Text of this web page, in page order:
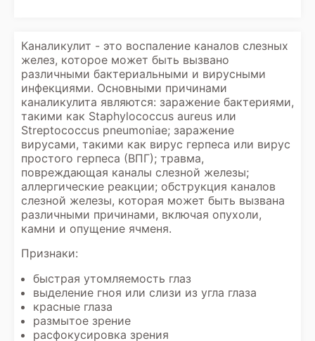
Каналикулит - это воспаление каналов слезных
желез, которое может быть вызвано
различными бактериальными и вирусными
инфекциями. Основными причинами
каналикулита являются: заражение бактериями,
такими как Staphylococcus aureus или
Streptococcus pneumoniae; заражение
вирусами, такими как вирус герпеса или вирус
простого герпеса (ВПГ); травма,
повреждающая каналы слезной железы;
аллергические реакции; обструкция каналов
слезной железы, которая может быть вызвана
различными причинами, включая опухоли,
камни и опущение ячменя.
Признаки:
быстрая утомляемость глаз
выделение гноя или слизи из угла глаза
красные глаза
размытое зрение
расфокусировка зрения